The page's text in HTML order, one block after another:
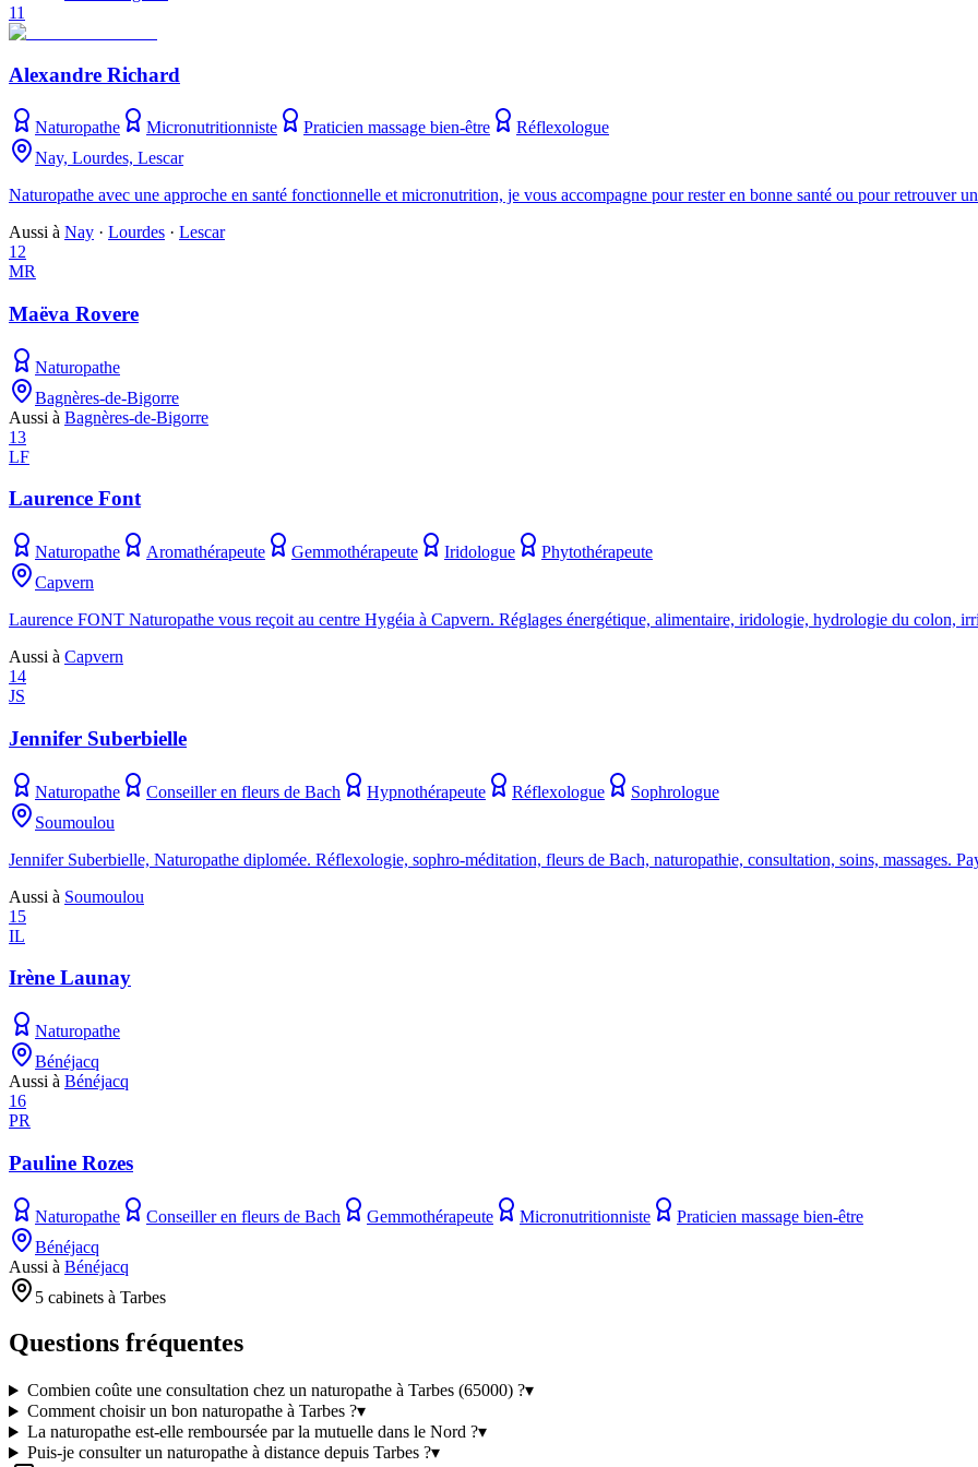
11
Alexandre Richard
Naturopathe Micronutritionniste Praticien massage bien-être
Réflexologue
Nay, Lourdes, Lescar
Naturopathe avec une approche en santé fonctionnelle et micronutrition, je vous accompagne pour rester en bonne santé ou pour retrouver
Aussi à Nay · Lourdes · Lescar
12
MR
Maëva Rovere
Naturopathe
Bagnères-de-Bigorre
Aussi à Bagnères-de-Bigorre
13
LF
Laurence Font
Naturopathe Aromathérapeute Gemmothérapeute Iridologue
Phytothérapeute
Capvern
Laurence FONT Naturopathe vous reçoit au centre Hygéia à Capvern. Réglages énergétique, alimentaire, iridologie, hydrologie du colon,
Aussi à Capvern
14
JS
Jennifer Suberbielle
Naturopathe Conseiller en fleurs de Bach Hypnothérapeute Réflexologue
Sophrologue
Soumoulou
Jennifer Suberbielle, Naturopathe diplomée. Réflexologie, sophro-méditation, fleurs de Bach, naturopathie, consultation, soins, massages.
Aussi à Soumoulou
15
IL
Irène Launay
Naturopathe
Bénéjacq
Aussi à Bénéjacq
16
PR
Pauline Rozes
Naturopathe Conseiller en fleurs de Bach Gemmothérapeute Micronutritionniste
Praticien massage bien-être
Bénéjacq
Aussi à Bénéjacq
5 cabinets à Tarbes
Questions fréquentes
Combien coûte une consultation chez un naturopathe à Tarbes (65000) ?▾
Comment choisir un bon naturopathe à Tarbes ?▾
La naturopathe est-elle remboursée par la mutuelle dans le Nord ?▾
Puis-je consulter un naturopathe à distance depuis Tarbes ?▾